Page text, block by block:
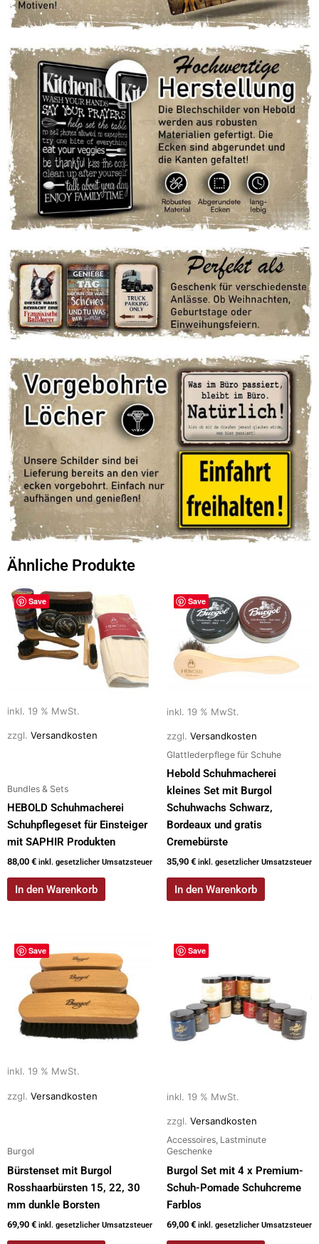
Ähnliche Produkte
Save
inkl. 19 % MwSt.
zzgl. Versandkosten
Bundles & Sets
HEBOLD Schuhmacherei
Schuhpflegeset für Einsteiger
mit SAPHIR Produkten
88,00 € inkl. gesetzlicher Umsatzsteuer
In den Warenkorb
Save
inkl. 19 % MwSt.
zzgl. Versandkosten
Glattlederpflege für Schuhe
Hebold Schuhmacherei
kleines Set mit Burgol
Schuhwachs Schwarz,
Bordeaux und gratis
Cremebürste
35,90 € inkl. gesetzlicher Umsatzsteuer
In den Warenkorb
Save
inkl. 19 % MwSt.
zzgl. Versandkosten
Burgol
Bürstenset mit Burgol
Rosshaarbürsten 15, 22, 30
mm dunkle Borsten
69,90 € inkl. gesetzlicher Umsatzsteuer
Save
inkl. 19 % MwSt.
zzgl. Versandkosten
Accessoires, Lastminute
Geschenke
Burgol Set mit 4 x Premium-
Schuh-Pomade Schuhcreme
Farblos
69,00 € inkl. gesetzlicher Umsatzsteuer